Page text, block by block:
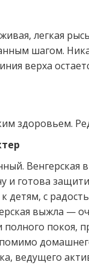
легкая
шагом.
верха
здоровьем.
Венгерская
и готова
детям, с
выжла —
полного покоя,
ведущего